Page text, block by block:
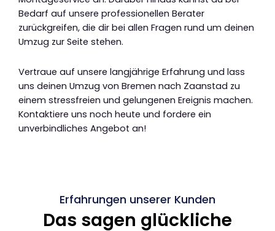
Bedarf auf unsere professionellen Berater
zurückgreifen, die dir bei allen Fragen rund um deinen
Umzug zur Seite stehen.
Vertraue auf unsere langjährige Erfahrung und lass
uns deinen Umzug von Bremen nach Zaanstad zu
einem stressfreien und gelungenen Ereignis machen.
Kontaktiere uns noch heute und fordere ein
unverbindliches Angebot an!
Erfahrungen unserer Kunden
Das sagen glückliche